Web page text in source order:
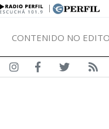
|
CONTENIDO NO